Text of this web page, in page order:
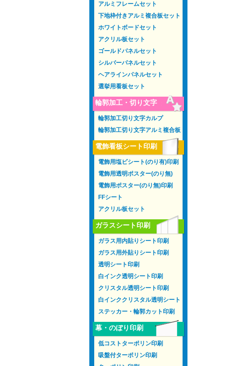
アルミフレームセット
下地枠付きアルミ複合板セット
ホワイトボードセット
アクリル板セット
ゴールドパネルセット
シルバーパネルセット
ヘアラインパネルセット
選挙用看板セット
輪郭加工・切り文字
輪郭加工切り文字カルプ
輪郭加工切り文字アルミ複合板
電飾看板シート印刷
電飾用塩ビシート(のり有)印刷
電飾用透明ポスター(のり無)
電飾用ポスター(のり無)印刷
FFシート
アクリル板セット
ガラスシート印刷
ガラス用内貼りシート印刷
ガラス用外貼りシート印刷
透明シート印刷
白インク透明シート印刷
クリスタル透明シート印刷
白インククリスタル透明シート
ステッカー・輪郭カット印刷
幕・のぼり印刷
低コストターポリン印刷
吸盤付ターポリン印刷